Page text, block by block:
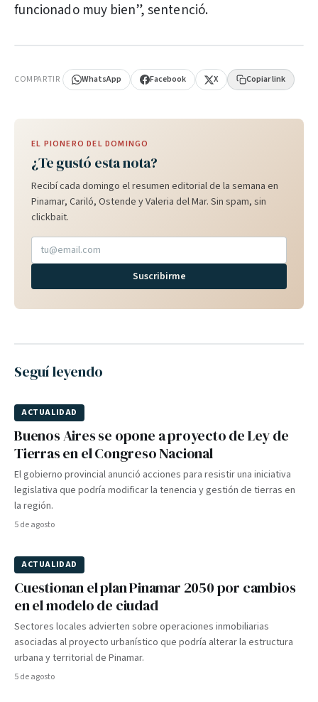
funcionado muy bien”, sentenció.
COMPARTIR WhatsApp Facebook X Copiar link
EL PIONERO DEL DOMINGO
¿Te gustó esta nota?
Recibí cada domingo el resumen editorial de la semana en
Pinamar, Cariló, Ostende y Valeria del Mar. Sin spam, sin
clickbait.
Suscribirme
Seguí leyendo
ACTUALIDAD
Buenos Aires se opone a proyecto de Ley de
Tierras en el Congreso Nacional
El gobierno provincial anunció acciones para resistir una iniciativa
legislativa que podría modificar la tenencia y gestión de tierras en
la región.
5 de agosto
ACTUALIDAD
Cuestionan el plan Pinamar 2050 por cambios
en el modelo de ciudad
Sectores locales advierten sobre operaciones inmobiliarias
asociadas al proyecto urbanístico que podría alterar la estructura
urbana y territorial de Pinamar.
5 de agosto